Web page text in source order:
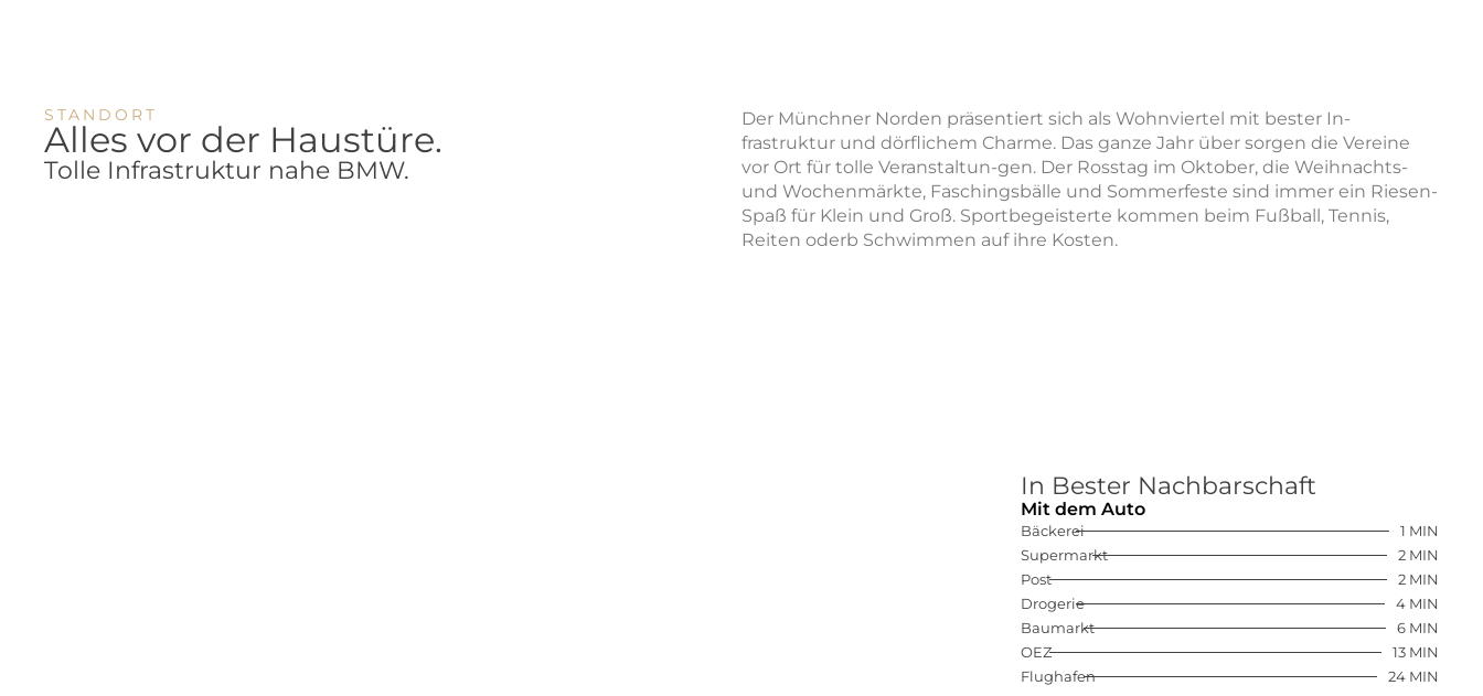
STANDORT
Alles vor der Haustüre.
Tolle Infrastruktur nahe BMW.
Der Münchner Norden präsentiert sich als Wohnviertel mit bester In-
frastruktur und dörflichem Charme. Das ganze Jahr über sorgen die Vereine
vor Ort für tolle Veranstaltun-gen. Der Rosstag im Oktober, die Weihnachts-
und Wochenmärkte, Faschingsbälle und Sommerfeste sind immer ein Riesen-
Spaß für Klein und Groß. Sportbegeisterte kommen beim Fußball, Tennis,
Reiten oderb Schwimmen auf ihre Kosten.
In Bester Nachbarschaft
Mit dem Auto
Bäckerei
1 MIN
Supermarkt
2 MIN
Post
2 MIN
Drogerie
4 MIN
Baumarkt
6 MIN
OEZ
13 MIN
Flughafen
24 MIN